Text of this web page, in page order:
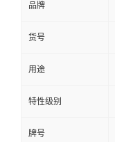
品牌
货号
用途
特性级别
牌号